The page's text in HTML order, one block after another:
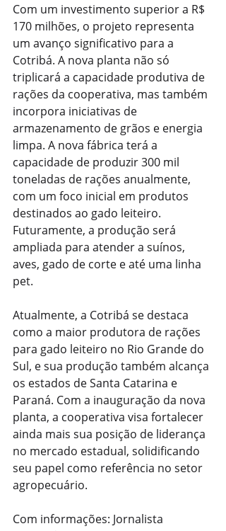
Com um investimento superior a R$
170 milhões, o projeto representa
um avanço significativo para a
Cotribá. A nova planta não só
triplicará a capacidade produtiva de
rações da cooperativa, mas também
incorpora iniciativas de
armazenamento de grãos e energia
limpa. A nova fábrica terá a
capacidade de produzir 300 mil
toneladas de rações anualmente,
com um foco inicial em produtos
destinados ao gado leiteiro.
Futuramente, a produção será
ampliada para atender a suínos,
aves, gado de corte e até uma linha
pet.
Atualmente, a Cotribá se destaca
como a maior produtora de rações
para gado leiteiro no Rio Grande do
Sul, e sua produção também alcança
os estados de Santa Catarina e
Paraná. Com a inauguração da nova
planta, a cooperativa visa fortalecer
ainda mais sua posição de liderança
no mercado estadual, solidificando
seu papel como referência no setor
agropecuário.
Com informações: Jornalista